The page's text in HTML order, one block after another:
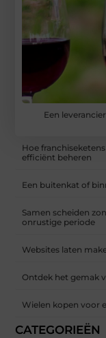
Een
Hoe
efficiënt beheren
Een buitenkat of
Samen scheiden
onrustige periode
Websites laten
Ontdek het gemak
Wielen kopen voor
CATEGORIEËN